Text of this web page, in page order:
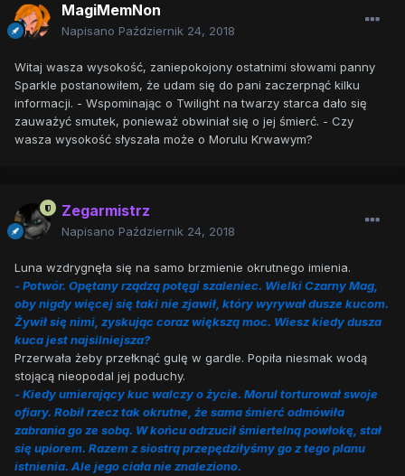
MagiMemNon
Napisano Październik 24, 2018
Witaj wasza wysokość, zaniepokojony ostatnimi słowami panny
Sparkle postanowiłem, że udam się do pani zaczerpnąć kilku
informacji. - Wspominając o Twilight na twarzy starca dało się
zauważyć smutek, ponieważ obwiniał się o jej śmierć. - Czy
wasza wysokość słyszała może o Morulu Krwawym?
Zegarmistrz
Napisano Październik 24, 2018
Luna wzdrygnęła się na samo brzmienie okrutnego imienia.
- Potwór. Opętany rządzą potęgi szaleniec. Wielki Czarny Mag,
oby nigdy więcej się taki nie zjawił, który wyrywał dusze kucom.
Żywił się nimi, zyskując coraz większą moc. Wiesz kiedy dusza
kuca jest najsilniejsza?
Przerwała żeby przełknąć gulę w gardle. Popiła niesmak wodą
stojącą nieopodal jej poduchy.
- Kiedy umierający kuc walczy o życie. Morul torturował swoje
ofiary. Robił rzecz tak okrutne, że sama śmierć odmówiła
zabrania go ze sobą. W końcu odrzucił śmiertelną powłokę, stał
się upiorem. Razem z siostrą przepędziłyśmy go z tego planu
istnienia. Ale jego ciała nie znaleziono.